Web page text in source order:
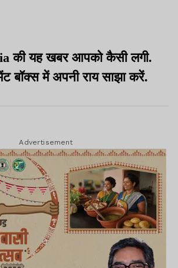
की यह खबर आपको कैसी लगी.
बॉक्स में अपनी राय साझा करें.
Advertisement